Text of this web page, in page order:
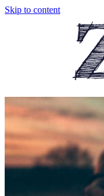
Skip to content